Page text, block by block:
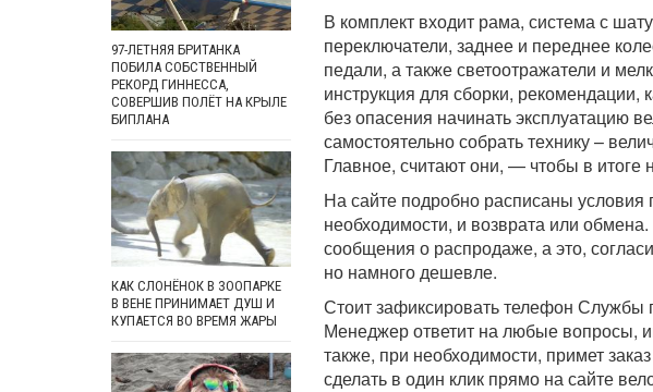
В комплект входит рама, система с
переключатели, заднее и переднее
педали, а также светоотражатели и
инструкция для сборки, рекомендации,
без опасения начинать эксплуатацию
самостоятельно собрать технику –
Главное, считают они, — чтобы в итоге
На сайте подробно расписаны
необходимости, и возврата или
сообщения о распродаже, а это,
но намного дешевле.
Стоит зафиксировать телефон Службы
Менеджер ответит на любые вопросы,
также, при необходимости, примет
сделать в один клик прямо на сайте
97-ЛЕТНЯЯ БРИТАНКА
ПОБИЛА СОБСТВЕННЫЙ
РЕКОРД ГИННЕССА,
СОВЕРШИВ ПОЛЁТ НА КРЫЛЕ
БИПЛАНА
КАК СЛОНЁНОК В ЗООПАРКЕ
В ВЕНЕ ПРИНИМАЕТ ДУШ И
КУПАЕТСЯ ВО ВРЕМЯ ЖАРЫ